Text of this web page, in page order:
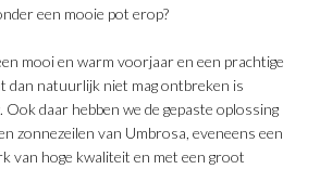
een mooie pot erop?
mooi en warm voorjaar en een prachtige
dan natuurlijk niet mag ontbreken is
daar hebben we de gepaste oplossing
zonnezeilen van Umbrosa, eveneens een
van hoge kwaliteit en met een groot